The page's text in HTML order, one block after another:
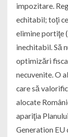
impozitare.
echitabil; toţi
elimine portiţe
inechitabil. Să
optimizări
necuvenite. O
care să
alocate
apariţia
Generation EU